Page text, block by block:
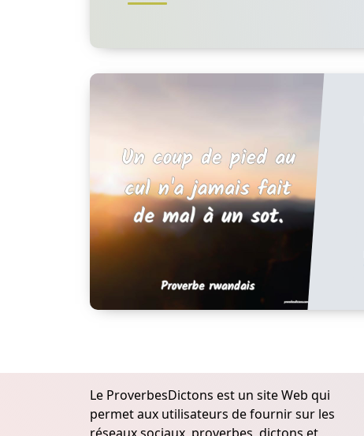
Le ProverbesDictons est un site Web qui
permet aux utilisateurs de fournir sur les